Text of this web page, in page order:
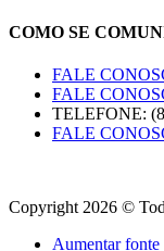
COMO SE
FALE
FALE
TELEFONE:
FALE
Copyright 2026 ©
Aumentar fonte